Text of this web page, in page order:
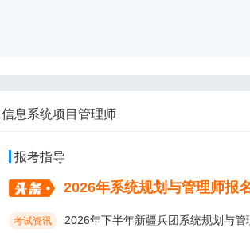
信息系统项目管理师
报考指导
2026年系统规划与管理师报
考试资讯